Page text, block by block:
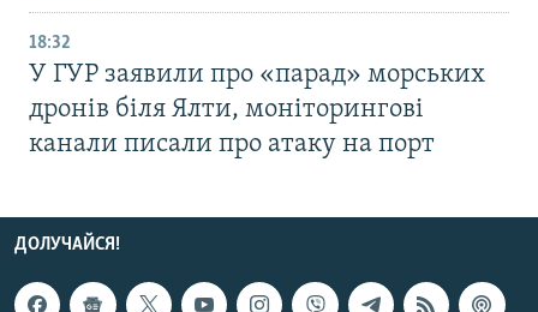
18:32
У ГУР заявили про «парад» морських
дронів біля Ялти, моніторингові
канали писали про атаку на порт
ДОЛУЧАЙСЯ!